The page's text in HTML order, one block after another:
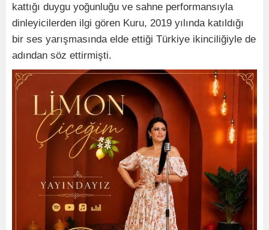
kattığı duygu yoğunluğu ve sahne performansıyla
dinleyicilerden ilgi gören Kuru, 2019 yılında katıldığı
bir ses yarışmasında elde ettiği Türkiye ikinciliğiyle de
adından söz ettirmişti.